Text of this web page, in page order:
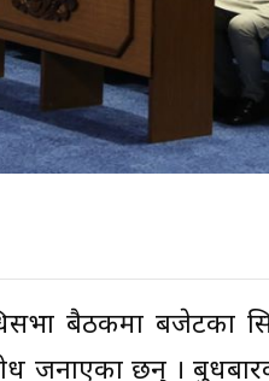
बैठकमा बजेटका
जनाएका छन् ।